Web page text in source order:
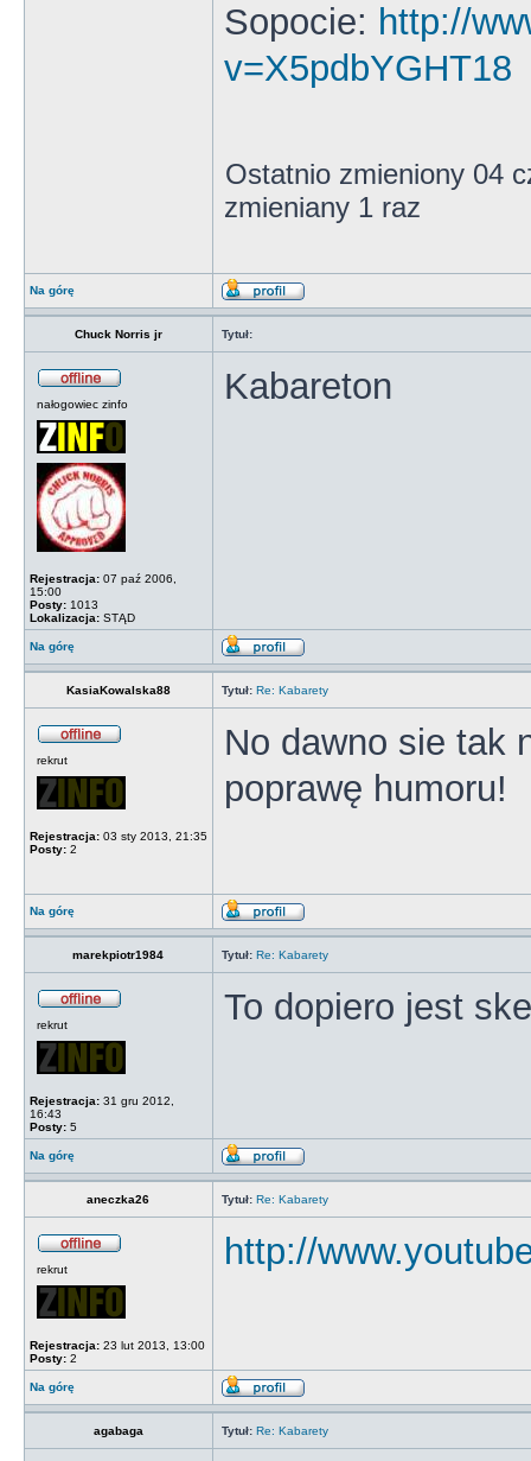
Sopocie: http://
v=X5pdbYGHT18
Ostatnio zmieniony 04
zmieniany 1 raz
Na górę
Chuck Norris jr Tytuł:
nałogowiec zinfo
Rejestracja: 07 paź 2006,
15:00
Posty: 1013
Lokalizacja: STĄD
Kabareton
Na górę
KasiaKowalska88 Tytuł: Re: Kabarety
rekrut
Rejestracja: 03 sty 2013, 21:35
Posty: 2
No dawno sie tak
poprawę humoru!
Na górę
marekpiotr1984 Tytuł: Re: Kabarety
rekrut
Rejestracja: 31 gru 2012,
16:43
Posty: 5
To dopiero jest
Na górę
aneczka26 Tytuł: Re: Kabarety
rekrut
Rejestracja: 23 lut 2013, 13:00
Posty: 2
http://
Na górę
agabaga Tytuł: Re: Kabarety